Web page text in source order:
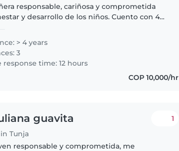
responsable, cariñosa y comprometida
y desarrollo de los niños. Cuento con 4
un..
> 4 years
3
response time: 12 hours
COP 10,000/hr
guavita
Tunja
1
responsable y comprometida, me